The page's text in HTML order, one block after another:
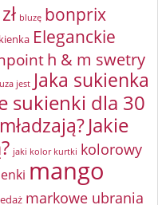
bluzę bonprix
Eleganckie
h & m swetry
jest Jaka sukienka
sukienki dla 30
Jakie
jaki kolor kurtki kolorowy
mango
markowe ubrania